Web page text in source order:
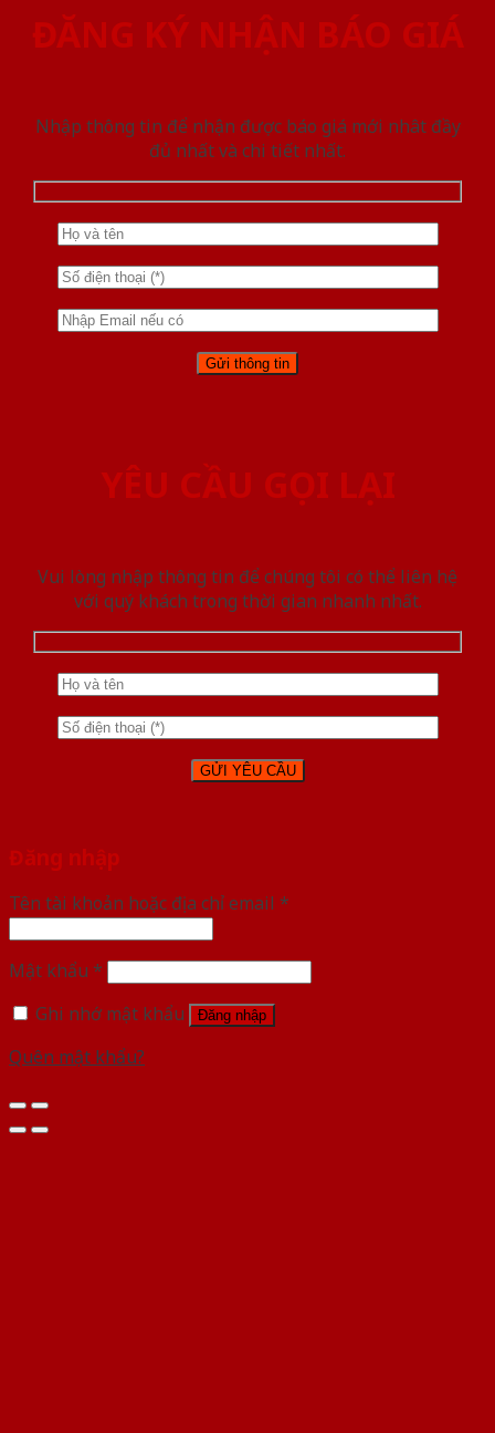
ĐĂNG KÝ NHẬN BÁO GIÁ
Nhập thông tin để nhận được báo giá mới nhât đầy
đủ nhất và chi tiết nhất.
YÊU CẦU GỌI LẠI
Vui lòng nhập thông tin để chúng tôi có thể liên hệ
với quý khách trong thời gian nhanh nhất.
Đăng nhập
Tên tài khoản hoặc địa chỉ email *
Mật khẩu *
Ghi nhớ mật khẩu
Đăng nhập
Quên mật khẩu?